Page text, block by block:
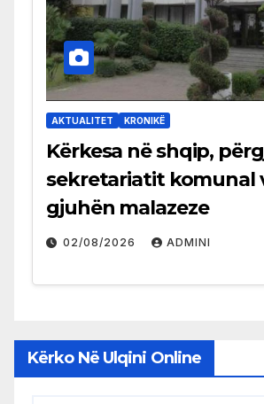
AKTUALITET KRONIKË
Kërkesa në shqip,
sekretariatit komunal
gjuhën malazeze
02/08/2026 ADMINI
Kërko Në Ulqini Online